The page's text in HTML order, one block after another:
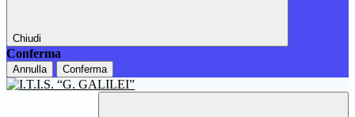
Chiudi
Conferma
Annulla Conferma